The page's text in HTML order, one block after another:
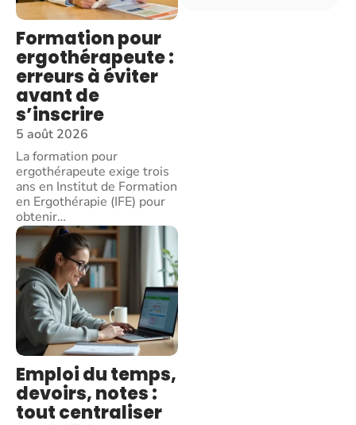
Formation pour
ergothérapeute :
erreurs à éviter
avant de
s’inscrire
5 août 2026
La formation pour
ergothérapeute exige trois
ans en Institut de Formation
en Ergothérapie (IFE) pour
obtenir…
Emploi du temps,
devoirs, notes :
tout centraliser